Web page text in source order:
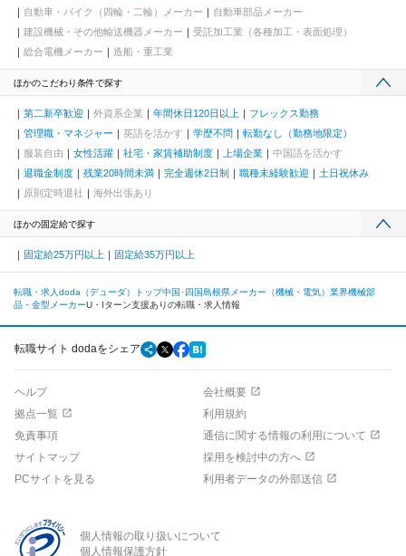
自動車・バイク（四輪・二輪）メーカー
自動車部品メーカー
建設機械・その他輸送機器メーカー
受託加工業（各種加工・表面処理）
総合電機メーカー
造船・重工業
ほかのこだわり条件で探す
第二新卒歓迎 外資系企業 年間休日120日以上
フレックス勤務
管理職・マネジャー
英語を活かす 学歴不問
転勤なし（勤務地限定）
服装自由
女性活躍 社宅・家賃補助制度 上場企業
中国語を活かす
退職金制度
残業20時間未満 完全週休2日制 職種未経験歓迎
土日祝休み
原則定時退社
海外出張あり
ほかの固定給で探す
固定給25万円以上 固定給35万円以上
転職・求人doda（デューダ）トップ中国･四国島根県 メーカー（機械・電気）業界機械部
品・金型メーカーU・Iターン支援ありの転職・求人情報
転職サイト dodaをシェア
ヘルプ
会社概要
拠点一覧
利用規約
免責事項
通信に関する情報の利用について
サイトマップ
採用を検討中の方へ
PCサイトを見る
利用者データの外部送信
個人情報の取り扱いについて
個人情報保護方針